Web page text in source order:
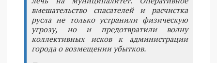
вмешательство спасателей и расчистка
русла не только устранили физическую
угрозу, но и предотвратили волну
коллективных исков к администрации
города о возмещении убытков.